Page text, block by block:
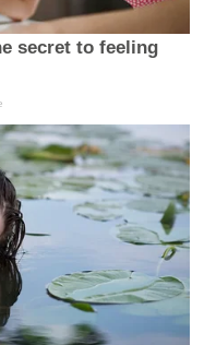
secret to feeling